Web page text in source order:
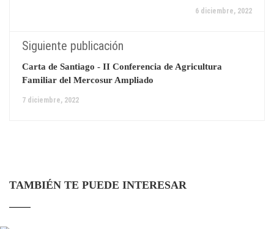
6 diciembre, 2022
Siguiente publicación
Carta de Santiago - II Conferencia de Agricultura
Familiar del Mercosur Ampliado
7 diciembre, 2022
TAMBIÉN TE PUEDE INTERESAR